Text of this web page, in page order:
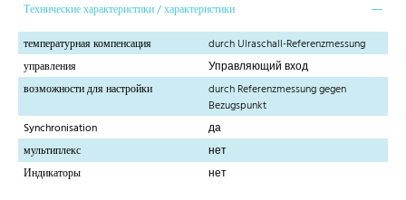
Технические характеристики / характеристики
температурная компенсация
durch Ulraschall-Referenzmessung
управления
Управляющий вход
возможности для настройки
durch Referenzmessung gegen
Bezugspunkt
Synchronisation
да
мультиплекс
нет
Индикаторы
нет